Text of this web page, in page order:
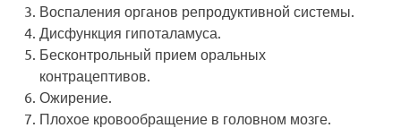
Воспаления органов репродуктивной системы.
Дисфункция гипоталамуса.
Бесконтрольный прием оральных
контрацептивов.
Ожирение.
Плохое кровообращение в головном мозге.